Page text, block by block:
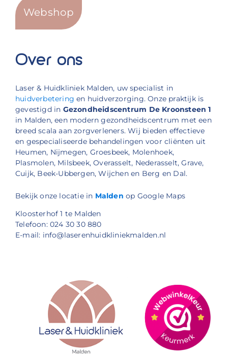
Webshop
Over ons
Laser & Huidkliniek Malden, uw specialist in
huidverbetering en huidverzorging. Onze praktijk is
gevestigd in Gezondheidscentrum De Kroonsteen 1
in Malden, een modern gezondheidscentrum met een
breed scala aan zorgverleners. Wij bieden effectieve
en gespecialiseerde behandelingen voor cliënten uit
Heumen, Nijmegen, Groesbeek, Molenhoek,
Plasmolen, Milsbeek, Overasselt, Nederasselt, Grave,
Cuijk, Beek-Ubbergen, Wijchen en Berg en Dal.
Bekijk onze locatie in Malden op Google Maps
Kloosterhof 1 te Malden
Telefoon: 024 30 30 880
E-mail: info@laserenhuidkliniekmalden.nl